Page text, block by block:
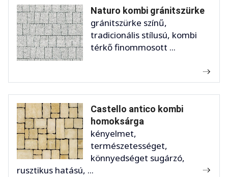
Naturo kombi gránitszürke
gránitszürke színű,
tradicionális stílusú, kombi
térkő finommosott ...
Castello antico kombi
homoksárga
kényelmet,
természetességet,
könnyedséget sugárzó,
rusztikus hatású, ...